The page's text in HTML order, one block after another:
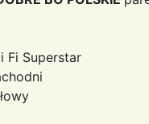
Fi Superstar